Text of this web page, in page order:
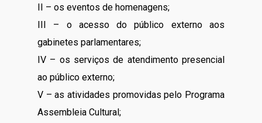
II – os eventos de homenagens;
III – o acesso do público externo aos
gabinetes parlamentares;
IV – os serviços de atendimento presencial
ao público externo;
V – as atividades promovidas pelo Programa
Assembleia Cultural;